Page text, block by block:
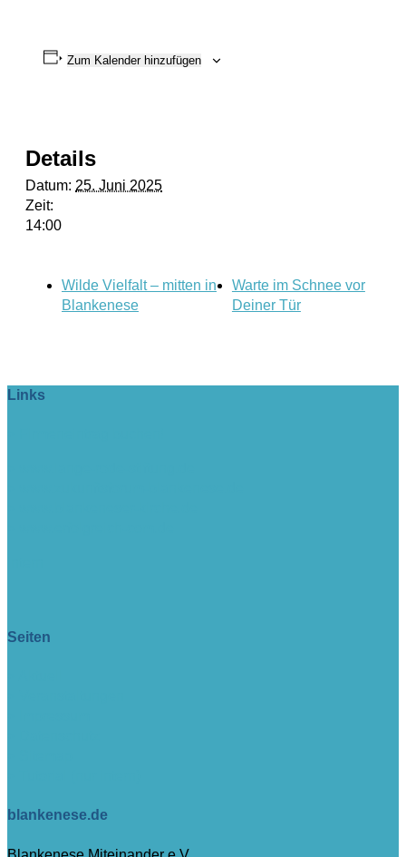
Zum Kalender hinzufügen
Details
Datum: 25. Juni 2025
Zeit:
14:00
Wilde Vielfalt – mitten in
Blankenese
Warte im Schnee vor
Deiner Tür
Links
Seiten
blankenese.de